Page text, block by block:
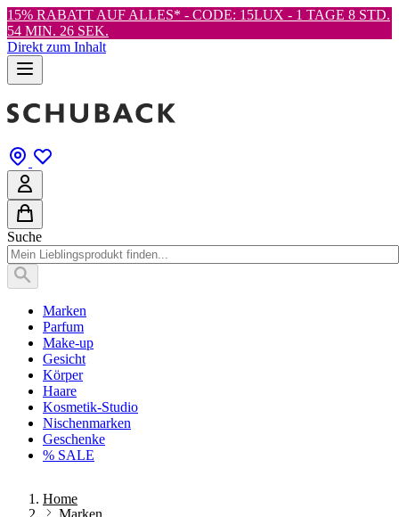
15% RABATT AUF ALLES* - CODE: 15LUX - 1 TAGE 8 STD.
54 MIN. 25 SEK.
Direkt zum Inhalt
Suche
Marken
Parfum
Make-up
Gesicht
Körper
Haare
Kosmetik-Studio
Nischenmarken
Geschenke
% SALE
Home
Marken